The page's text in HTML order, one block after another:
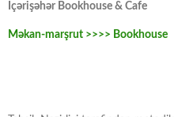
İçərişəhər Bookhouse & Cafe
Məkan-marşrut >>>> Bookhouse